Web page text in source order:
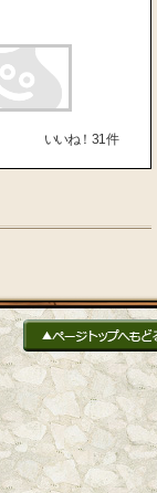
いいね！ 31件